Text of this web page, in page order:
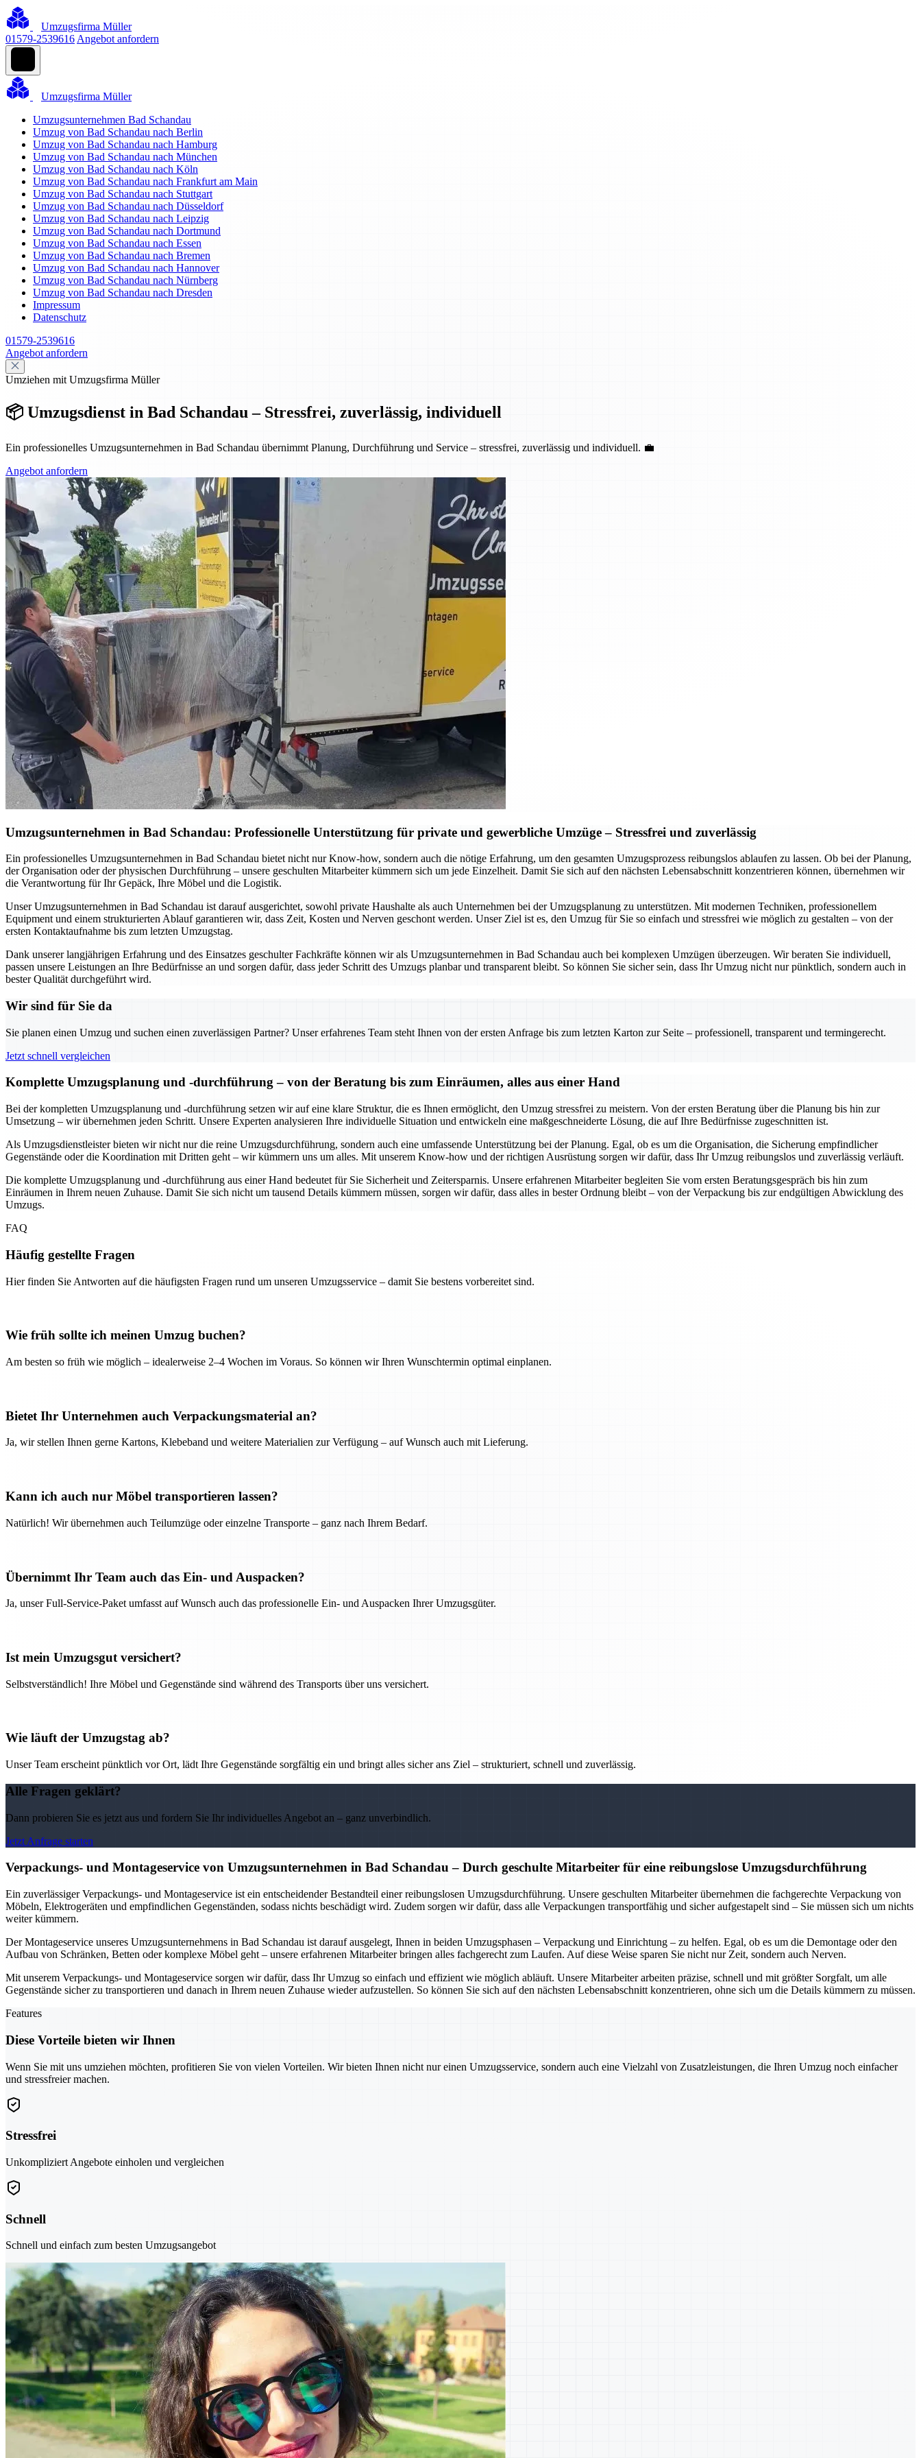
Umzugsfirma Müller
01579-2539616 Angebot anfordern
Umzugsfirma Müller
Umzugsunternehmen Bad Schandau
Umzug von Bad Schandau nach Berlin
Umzug von Bad Schandau nach Hamburg
Umzug von Bad Schandau nach München
Umzug von Bad Schandau nach Köln
Umzug von Bad Schandau nach Frankfurt am Main
Umzug von Bad Schandau nach Stuttgart
Umzug von Bad Schandau nach Düsseldorf
Umzug von Bad Schandau nach Leipzig
Umzug von Bad Schandau nach Dortmund
Umzug von Bad Schandau nach Essen
Umzug von Bad Schandau nach Bremen
Umzug von Bad Schandau nach Hannover
Umzug von Bad Schandau nach Nürnberg
Umzug von Bad Schandau nach Dresden
Impressum
Datenschutz
01579-2539616
Angebot anfordern
Umziehen mit Umzugsfirma Müller
📦 Umzugsdienst in Bad Schandau – Stressfrei, zuverlässig, individuell
Ein professionelles Umzugsunternehmen in Bad Schandau übernimmt Planung, Durchführung und Service – stressfrei, zuverlässig und individuell. 💼
Angebot anfordern
Umzugsunternehmen in Bad Schandau: Professionelle Unterstützung für private und gewerbliche Umzüge – Stressfrei und zuverlässig
Ein professionelles Umzugsunternehmen in Bad Schandau bietet nicht nur Know-how, sondern auch die nötige Erfahrung, um den gesamten Umzugsprozess reibungslos ablaufen zu lassen. Ob bei der Planung,
der Organisation oder der physischen Durchführung – unsere geschulten Mitarbeiter kümmern sich um jede Einzelheit. Damit Sie sich auf den nächsten Lebensabschnitt konzentrieren können, übernehmen wir
die Verantwortung für Ihr Gepäck, Ihre Möbel und die Logistik.
Unser Umzugsunternehmen in Bad Schandau ist darauf ausgerichtet, sowohl private Haushalte als auch Unternehmen bei der Umzugsplanung zu unterstützen. Mit modernen Techniken, professionellem
Equipment und einem strukturierten Ablauf garantieren wir, dass Zeit, Kosten und Nerven geschont werden. Unser Ziel ist es, den Umzug für Sie so einfach und stressfrei wie möglich zu gestalten – von der
ersten Kontaktaufnahme bis zum letzten Umzugstag.
Dank unserer langjährigen Erfahrung und des Einsatzes geschulter Fachkräfte können wir als Umzugsunternehmen in Bad Schandau auch bei komplexen Umzügen überzeugen. Wir beraten Sie individuell,
passen unsere Leistungen an Ihre Bedürfnisse an und sorgen dafür, dass jeder Schritt des Umzugs planbar und transparent bleibt. So können Sie sicher sein, dass Ihr Umzug nicht nur pünktlich, sondern auch in
bester Qualität durchgeführt wird.
Wir sind für Sie da
Sie planen einen Umzug und suchen einen zuverlässigen Partner? Unser erfahrenes Team steht Ihnen von der ersten Anfrage bis zum letzten Karton zur Seite – professionell, transparent und termingerecht.
Jetzt schnell vergleichen
Komplette Umzugsplanung und -durchführung – von der Beratung bis zum Einräumen, alles aus einer Hand
Bei der kompletten Umzugsplanung und -durchführung setzen wir auf eine klare Struktur, die es Ihnen ermöglicht, den Umzug stressfrei zu meistern. Von der ersten Beratung über die Planung bis hin zur
Umsetzung – wir übernehmen jeden Schritt. Unsere Experten analysieren Ihre individuelle Situation und entwickeln eine maßgeschneiderte Lösung, die auf Ihre Bedürfnisse zugeschnitten ist.
Als Umzugsdienstleister bieten wir nicht nur die reine Umzugsdurchführung, sondern auch eine umfassende Unterstützung bei der Planung. Egal, ob es um die Organisation, die Sicherung empfindlicher
Gegenstände oder die Koordination mit Dritten geht – wir kümmern uns um alles. Mit unserem Know-how und der richtigen Ausrüstung sorgen wir dafür, dass Ihr Umzug reibungslos und zuverlässig verläuft.
Die komplette Umzugsplanung und -durchführung aus einer Hand bedeutet für Sie Sicherheit und Zeitersparnis. Unsere erfahrenen Mitarbeiter begleiten Sie vom ersten Beratungsgespräch bis hin zum
Einräumen in Ihrem neuen Zuhause. Damit Sie sich nicht um tausend Details kümmern müssen, sorgen wir dafür, dass alles in bester Ordnung bleibt – von der Verpackung bis zur endgültigen Abwicklung des
Umzugs.
FAQ
Häufig gestellte Fragen
Hier finden Sie Antworten auf die häufigsten Fragen rund um unseren Umzugsservice – damit Sie bestens vorbereitet sind.
Wie früh sollte ich meinen Umzug buchen?
Am besten so früh wie möglich – idealerweise 2–4 Wochen im Voraus. So können wir Ihren Wunschtermin optimal einplanen.
Bietet Ihr Unternehmen auch Verpackungsmaterial an?
Ja, wir stellen Ihnen gerne Kartons, Klebeband und weitere Materialien zur Verfügung – auf Wunsch auch mit Lieferung.
Kann ich auch nur Möbel transportieren lassen?
Natürlich! Wir übernehmen auch Teilumzüge oder einzelne Transporte – ganz nach Ihrem Bedarf.
Übernimmt Ihr Team auch das Ein- und Auspacken?
Ja, unser Full-Service-Paket umfasst auf Wunsch auch das professionelle Ein- und Auspacken Ihrer Umzugsgüter.
Ist mein Umzugsgut versichert?
Selbstverständlich! Ihre Möbel und Gegenstände sind während des Transports über uns versichert.
Wie läuft der Umzugstag ab?
Unser Team erscheint pünktlich vor Ort, lädt Ihre Gegenstände sorgfältig ein und bringt alles sicher ans Ziel – strukturiert, schnell und zuverlässig.
Alle Fragen geklärt?
Dann probieren Sie es jetzt aus und fordern Sie Ihr individuelles Angebot an – ganz unverbindlich.
Jetzt Anfrage starten
Verpackungs- und Montageservice von Umzugsunternehmen in Bad Schandau – Durch geschulte Mitarbeiter für eine reibungslose Umzugsdurchführung
Ein zuverlässiger Verpackungs- und Montageservice ist ein entscheidender Bestandteil einer reibungslosen Umzugsdurchführung. Unsere geschulten Mitarbeiter übernehmen die fachgerechte Verpackung von
Möbeln, Elektrogeräten und empfindlichen Gegenständen, sodass nichts beschädigt wird. Zudem sorgen wir dafür, dass alle Verpackungen transportfähig und sicher aufgestapelt sind – Sie müssen sich um nichts
weiter kümmern.
Der Montageservice unseres Umzugsunternehmens in Bad Schandau ist darauf ausgelegt, Ihnen in beiden Umzugsphasen – Verpackung und Einrichtung – zu helfen. Egal, ob es um die Demontage oder den
Aufbau von Schränken, Betten oder komplexe Möbel geht – unsere erfahrenen Mitarbeiter bringen alles fachgerecht zum Laufen. Auf diese Weise sparen Sie nicht nur Zeit, sondern auch Nerven.
Mit unserem Verpackungs- und Montageservice sorgen wir dafür, dass Ihr Umzug so einfach und effizient wie möglich abläuft. Unsere Mitarbeiter arbeiten präzise, schnell und mit größter Sorgfalt, um alle
Gegenstände sicher zu transportieren und danach in Ihrem neuen Zuhause wieder aufzustellen. So können Sie sich auf den nächsten Lebensabschnitt konzentrieren, ohne sich um die Details kümmern zu müssen.
Features
Diese Vorteile bieten wir Ihnen
Wenn Sie mit uns umziehen möchten, profitieren Sie von vielen Vorteilen. Wir bieten Ihnen nicht nur einen Umzugsservice, sondern auch eine Vielzahl von Zusatzleistungen, die Ihren Umzug noch einfacher
und stressfreier machen.
Stressfrei
Unkompliziert Angebote einholen und vergleichen
Schnell
Schnell und einfach zum besten Umzugsangebot